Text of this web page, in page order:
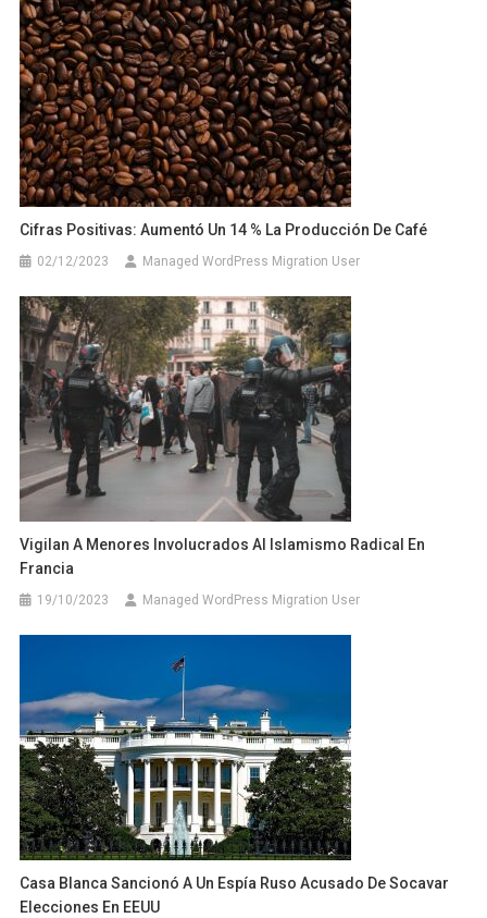
Cifras Positivas: Aumentó Un 14 % La Producción De Café
02/12/2023 Managed WordPress Migration User
Vigilan A Menores Involucrados Al Islamismo Radical En
Francia
19/10/2023 Managed WordPress Migration User
Casa Blanca Sancionó A Un Espía Ruso Acusado De Socavar
Elecciones En EEUU